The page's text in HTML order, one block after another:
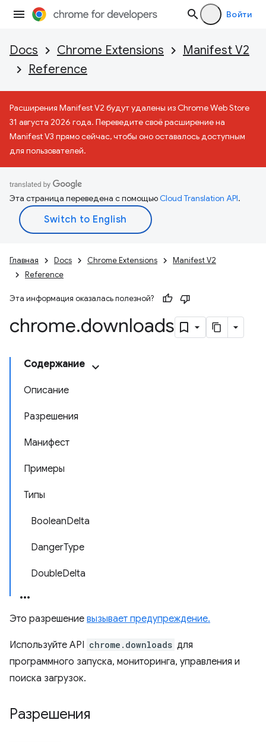
Войти
Docs Chrome Extensions
Manifest V2
Reference
Расширения Manifest V2 будут удалены из Chrome Web Store
31 августа 2026 года. Переведите своё расширение на
Manifest V3 прямо сейчас, чтобы оно оставалось доступным
для пользователей.
Эта страница переведена с помощьюCloud Translation API.
Главная Docs Chrome Extensions
Manifest V2
Reference
Эта информация оказалась полезной?
chrome.downloads
Содержание
Описание
Разрешения
Манифест
Примеры
Типы
BooleanDelta
DangerType
DoubleDelta
Это разрешение вызывает предупреждение.
Используйте API chrome.downloads для
программного запуска, мониторинга, управления и
поиска загрузок.
Разрешения